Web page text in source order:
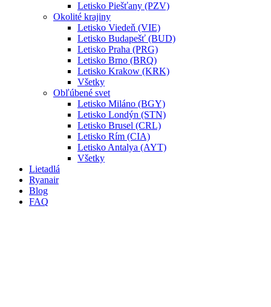
Letisko Piešťany (PZV)
Okolité krajiny
Letisko Viedeň (VIE)
Letisko Budapešť (BUD)
Letisko Praha (PRG)
Letisko Brno (BRQ)
Letisko Krakow (KRK)
Všetky
Obľúbené svet
Letisko Miláno (BGY)
Letisko Londýn (STN)
Letisko Brusel (CRL)
Letisko Rím (CIA)
Letisko Antalya (AYT)
Všetky
Lietadlá
Ryanair
Blog
FAQ